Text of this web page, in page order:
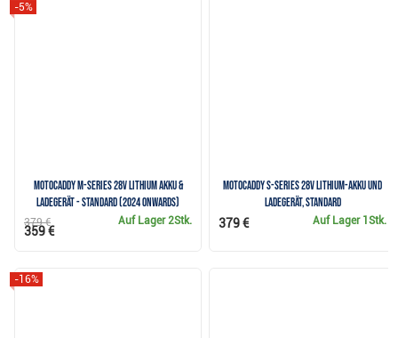
Motocaddy M-Series 28V Lithium Akku &
Ladegerät - Standard (2024 onwards)
-5%
Auf Lager2Stk.
379 €
359 €
Motocaddy S-Series 28V Lithium-Akku und
Ladegerät, Standard
Auf Lager 1Stk.
379 €
-16%